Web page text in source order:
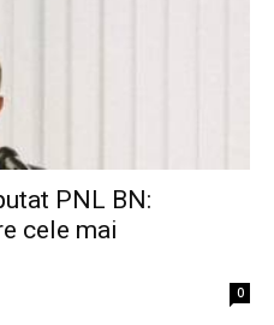
PNL BN:
cele mai
0